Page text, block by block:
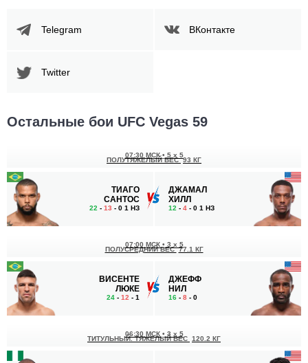
Telegram ВКонтакте
Twitter
Остальные бои UFC Vegas 59
ТИАГО
САНТОС
22 - 13 - 0 1 НЗ
07:30 МСК• 5 x 5
ПОЛУТЯЖЕЛЫЙ ВЕС 93 КГ
ДЖАМАЛ
ХИЛЛ
12 - 4 - 0 1 НЗ
ВИСЕНТЕ
ЛЮКЕ
24 - 12 - 1
07:00 МСК • 3 x 5
ПОЛУСРЕДНИЙ ВЕС 77.1 КГ
ДЖЕФФ
НИЛ
16 - 8 - 0
06:30 МСК • 3 x 5
ТИТУЛЬНЫЙ. ТЯЖЕЛЫЙ ВЕС 120.2 КГ